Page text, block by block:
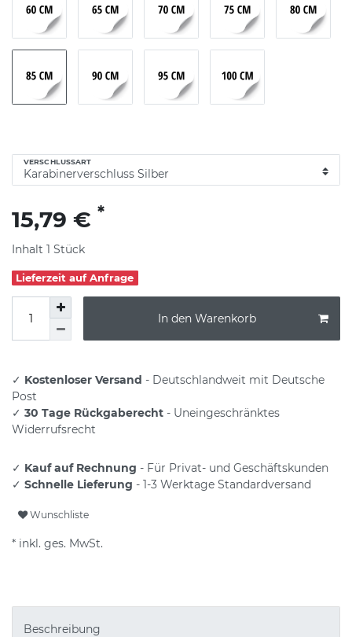
VERSCHLUSSART
15,79 € *
Inhalt 1 Stück
Lieferzeit auf Anfrage
In den Warenkorb
✓ Kostenloser Versand - Deutschlandweit mit Deutsche
Post
✓ 30 Tage Rückgaberecht - Uneingeschränktes
Widerrufsrecht
✓ Kauf auf Rechnung - Für Privat- und Geschäftskunden
✓ Schnelle Lieferung - 1-3 Werktage Standardversand
Wunschliste
* inkl. ges. MwSt.
Beschreibung